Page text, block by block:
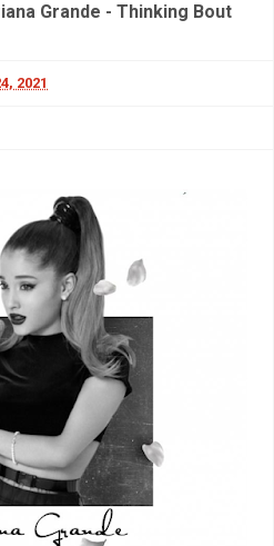
Grande - Thinking Bout
2021